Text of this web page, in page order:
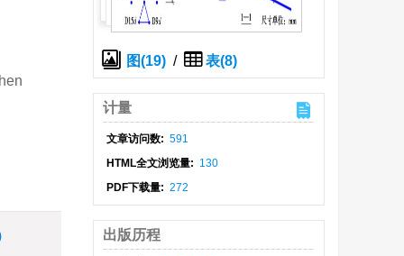
图(19) / 表(8)
计量
文章访问数: 591
HTML全文浏览量: 130
PDF下载量: 272
出版历程